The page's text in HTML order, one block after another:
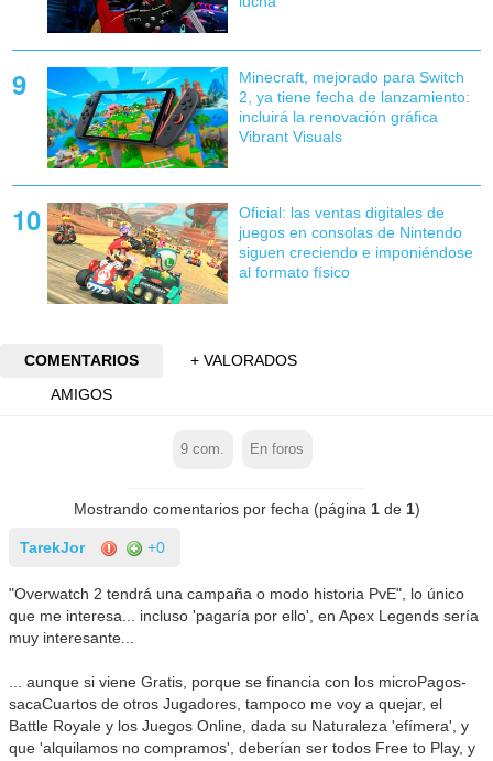
Minecraft, mejorado para Switch
2, ya tiene fecha de lanzamiento:
incluirá la renovación gráfica
Vibrant Visuals
Oficial: las ventas digitales de
juegos en consolas de Nintendo
siguen creciendo e imponiéndose
al formato físico
COMENTARIOS
+ VALORADOS
AMIGOS
9 com. En foros
Mostrando comentarios por fecha (página 1de 1)
TarekJor +0
"Overwatch 2 tendrá una campaña o modo historia PvE", lo único
que me interesa... incluso 'pagaría por ello', en Apex Legends sería
muy interesante...
... aunque si viene Gratis, porque se financia con los microPagos-
sacaCuartos de otros Jugadores, tampoco me voy a quejar, el
Battle Royale y los Juegos Online, dada su Naturaleza 'efímera', y
que 'alquilamos no compramos', deberían ser todos Free to Play, y